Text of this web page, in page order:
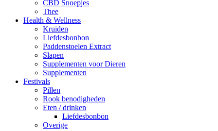
CBD Snoepjes
Thee
Health & Wellness
Kruiden
Liefdesbonbon
Paddenstoelen Extract
Slapen
Supplementen voor Dieren
Supplementen
Festivals
Pillen
Rook benodigheden
Eten / drinken
Liefdesbonbon
Overige